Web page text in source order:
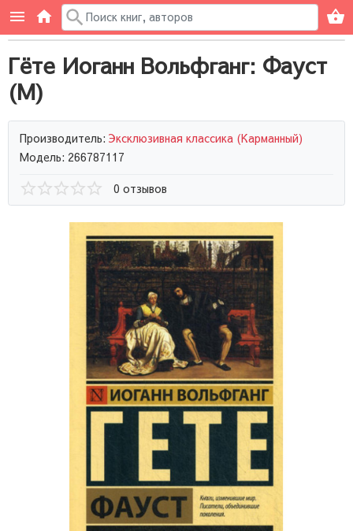
Гёте Иоганн Вольфганг: Фауст
(М)
Производитель: Эксклюзивная классика (Карманный)
Модель: 266787117
0 отзывов